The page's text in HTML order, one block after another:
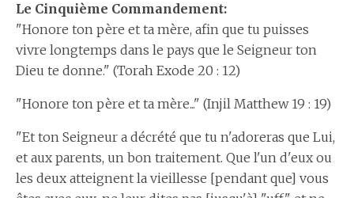
Le Cinquième Commandement:
"Honore ton père et ta mère, afin que tu puisses
vivre longtemps dans le pays que le Seigneur ton
Dieu te donne." (Torah Exode 20 : 12)
"Honore ton père et ta mère..." (Injil Matthew 19 : 19)
"Et ton Seigneur a décrété que tu n'adoreras que Lui,
et aux parents, un bon traitement. Que l'un d'eux ou
les deux atteignent la vieillesse [pendant que] vous